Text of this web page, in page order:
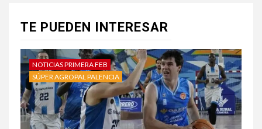
TE PUEDEN INTERESAR
NOTICIAS PRIMERA FEB
SÚPER AGROPAL PALENCIA